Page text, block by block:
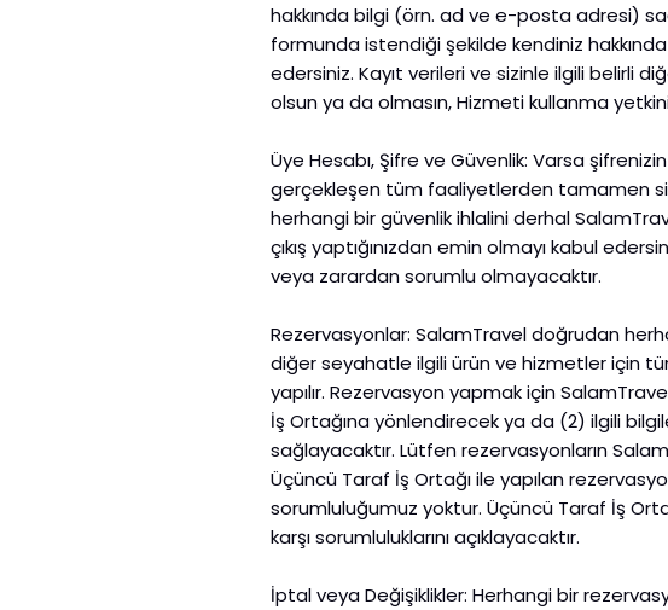
hakkında bilgi (örn. ad ve e-posta adresi)
formunda istendiği şekilde kendiniz
edersiniz. Kayıt verileri ve sizinle ilgili belirli
olsun ya da olmasın, Hizmeti kullanma
Üye Hesabı, Şifre ve Güvenlik: Varsa
gerçekleşen tüm faaliyetlerden tamamen siz
herhangi bir güvenlik ihlalini derhal
çıkış yaptığınızdan emin olmayı kabul
veya zarardan sorumlu olmayacaktır.
Rezervasyonlar: SalamTravel doğrudan
diğer seyahatle ilgili ürün ve hizmetler için
yapılır. Rezervasyon yapmak için
İş Ortağına yönlendirecek ya da (2) ilgili
sağlayacaktır. Lütfen rezervasyonların
Üçüncü Taraf İş Ortağı ile yapılan
sorumluluğumuz yoktur. Üçüncü Taraf İş
karşı sorumluluklarını açıklayacaktır.
İptal veya Değişiklikler: Herhangi bir